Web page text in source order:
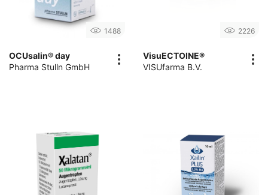
1488
OCUsalin® day
Pharma Stulln GmbH
2226
VisuECTOINE®
VISUfarma B.V.